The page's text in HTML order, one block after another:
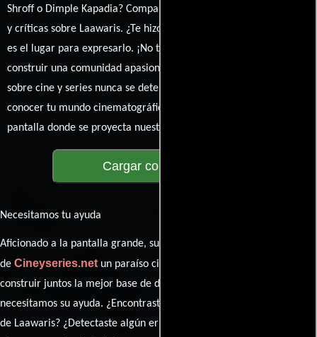
Shroff o Dimple Kapadia? Comparte tus pensamientos, emociones
y críticas sobre Laawaris. ¿Te hizo reír, llorar o reflexionar? Este
es el lugar para expresarlo. ¡No te guardes nada! Queremos
construir una comunidad apasionada donde la conversación
sobre cine y series nunca se detenga. Únete a la charla y déjanos
conocer tu mundo cinematográfico. ¡Los comentarios son la
pantalla donde se proyecta nuestra diversidad de opiniones!
Cargar comentarios
Necesitamos tu ayuda
Aficionado a la pantalla grande, su participación es clave para hacer
de Cineyseries.netun paraíso cinéfilo completo. Queremos
construir juntos la mejor base de datos cinematográfica, pero
necesitamos su ayuda. ¿Encontraste algún dato faltante en la ficha
de Laawaris? ¿Detectaste algún error en la sinopsis o el elenco?